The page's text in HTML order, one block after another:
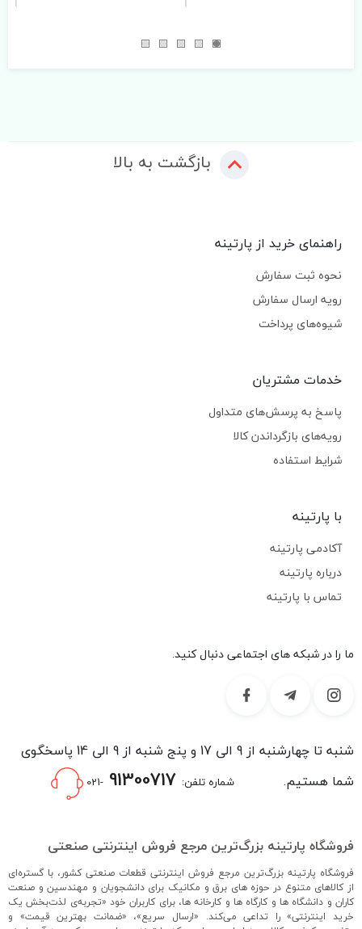
بازگشت به بالا
راهنمای خرید از پارتینه
نحوه ثبت سفارش
رویه ارسال سفارش
شیوه‌های پرداخت
خدمات مشتریان
پاسخ به پرسش‌های متداول
رویه‌های بازگرداندن کالا
شرایط استفاده
با پارتینه
آکادمی پارتینه
درباره پارتینه
تماس با پارتینه
ما را در شبکه های اجتماعی دنبال کنید.
شنبه تا چهارشنبه از 9 الی 17 و پنج شنبه از 9 الی 14 پاسخگوی
شما هستیم.
شماره تلفن: -021
فروشگاه پارتینه بزرگ‌ترین مرجع فروش اینترنتی صنعتی
فروشگاه پارتینه بزرگ‌ترین مرجع فروش اینترنتی قطعات صنعتی کشور، با گستره‌ای
از کالاهای متنوع در حوزه های برق و مکانیک برای دانشجویان و مهندسین و صنعت
کاران و دانشگاه ها و کارگاه ها و کارخانه ها، برای کاربران خود «تجربه‌ی لذت‌بخش یک
خرید اینترنتی» را تداعی می‌کند. «ارسال سریع»، «ضمانت بهترین قیمت» و